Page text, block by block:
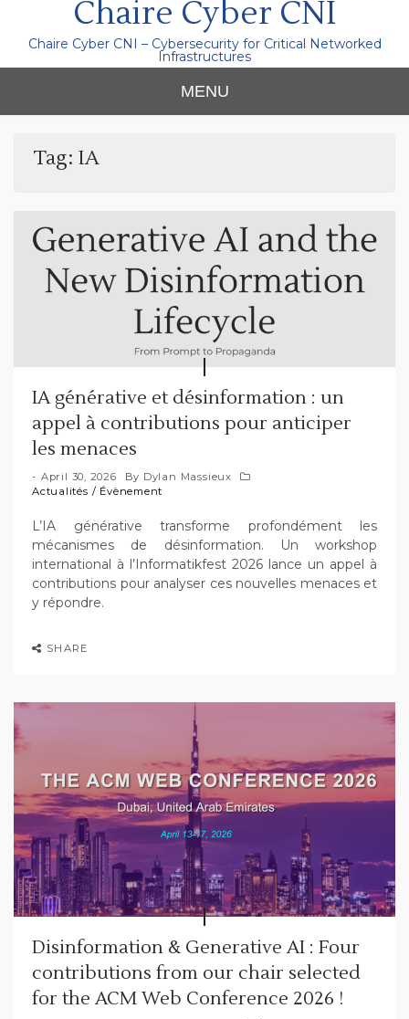
Chaire Cyber CNI
Chaire Cyber CNI – Cybersecurity for Critical Networked
Infrastructures
MENU
Tag: IA
IA générative et désinformation : un
appel à contributions pour anticiper
les menaces
April 30, 2026 By Dylan Massieux
Actualités / Évènement
L’IA générative transforme profondément les
mécanismes de désinformation. Un workshop
international à l’Informatikfest 2026 lance un appel à
contributions pour analyser ces nouvelles menaces et
y répondre.
SHARE
Disinformation & Generative AI : Four
contributions from our chair selected
for the ACM Web Conference 2026 !